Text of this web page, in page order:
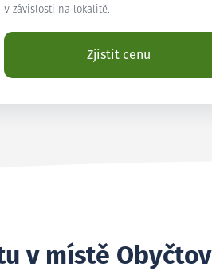
V závislosti na lokalitě.
Zjistit cenu
v místě Obyčtov